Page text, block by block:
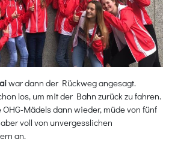
war dann der Rückweg angesagt.
los, um mit der Bahn zurück zu fahren.
Mädels dann wieder, müde von fünf
voll von unvergesslichen
an.